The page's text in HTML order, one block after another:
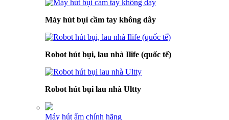
Máy hút bụi cầm tay không dây
Robot hút bụi, lau nhà Ilife (quốc tế)
Robot hút bụi lau nhà Ultty
Máy hút ẩm chính hãng